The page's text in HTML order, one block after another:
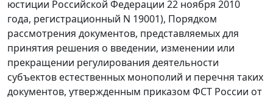
юстиции Российской Федерации 22 ноября 2010
года, регистрационный N 19001), Порядком
рассмотрения документов, представляемых для
принятия решения о введении, изменении или
прекращении регулирования деятельности
субъектов естественных монополий и перечня таких
документов, утвержденным приказом ФСТ России от